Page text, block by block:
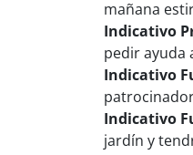
mañana
Indicativo
pedir ayuda
Indicativo
Indicativo
jardín y